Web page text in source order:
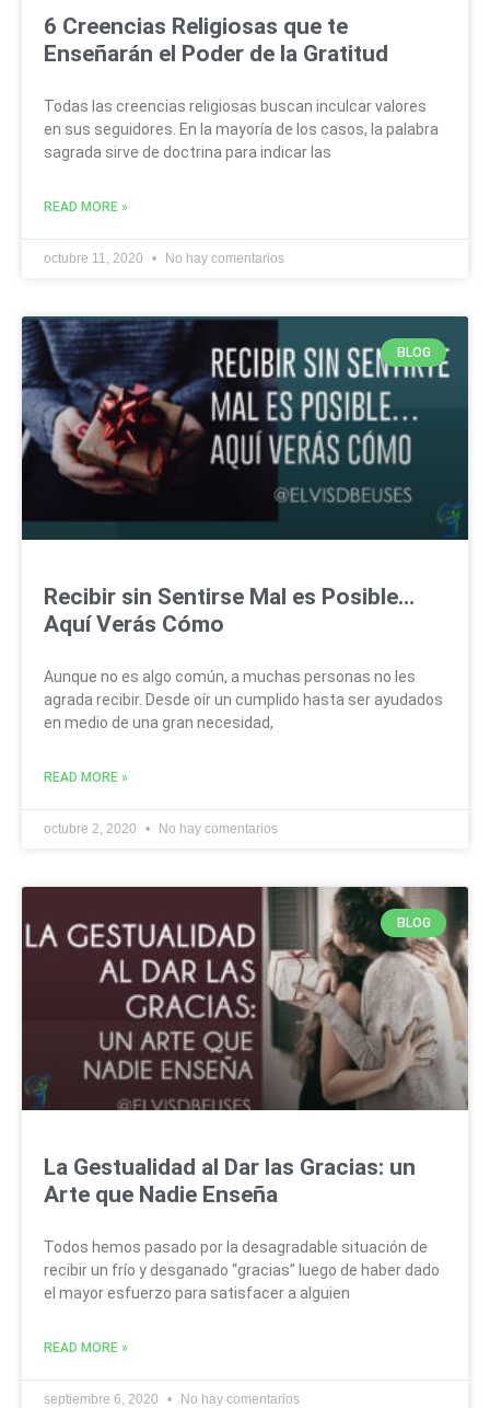
6 Creencias Religiosas que te
Enseñarán el Poder de la Gratitud
Todas las creencias religiosas buscan inculcar valores
en sus seguidores. En la mayoría de los casos, la palabra
sagrada sirve de doctrina para indicar las
READ MORE »
octubre 11, 2020 No hay comentarios
BLOG
Recibir sin Sentirse Mal es Posible…
Aquí Verás Cómo
Aunque no es algo común, a muchas personas no les
agrada recibir. Desde oír un cumplido hasta ser ayudados
en medio de una gran necesidad,
READ MORE »
octubre 2, 2020 No hay comentarios
BLOG
La Gestualidad al Dar las Gracias: un
Arte que Nadie Enseña
Todos hemos pasado por la desagradable situación de
recibir un frío y desganado “gracias” luego de haber dado
el mayor esfuerzo para satisfacer a alguien
READ MORE »
septiembre 6, 2020 No hay comentarios